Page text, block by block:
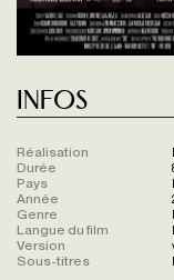
Infos
Réalisation
Durée
Pays
Année
Genre
Langue du film
Version
Sous-titres